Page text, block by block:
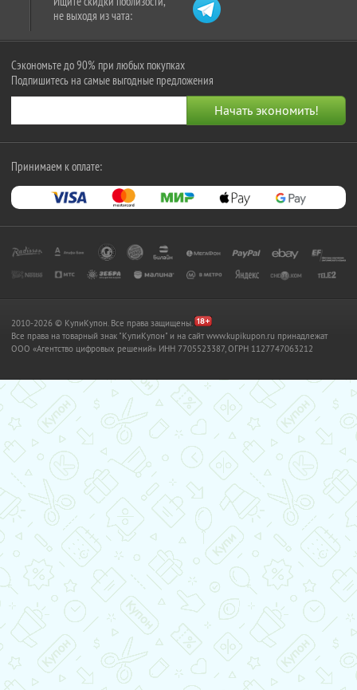
не выходя из чата:
Сэкономьте до 90% при любых покупках
Подпишитесь на самые выгодные предложения
Принимаем к оплате:
2010-2026 © КупиКупон. Все права защищены.
Все права на товарный знак "КупиКупон" и на сайт www.kupikupon.ru принадлежат
OOO «Агентство цифровых решений» ИНН 7705523387, ОГРН 1127747063212